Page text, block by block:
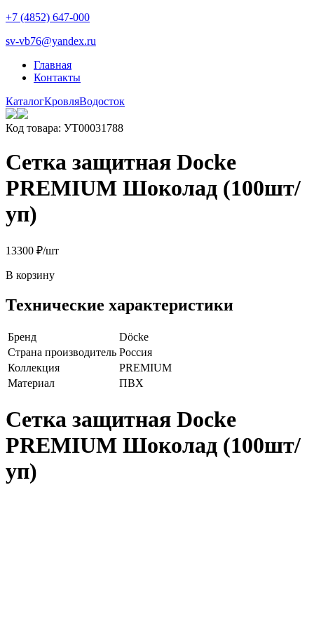
+7 (4852) 647-000
sv-vb76@yandex.ru
Главная
Контакты
КаталогКровляВодосток
Код товара: УТ00031788
Сетка защитная Docke
PREMIUM Шоколад (100шт/
уп)
13300 ₽/шт
В корзину
Технические характеристики
Бренд
Döcke
Страна производитель Россия
Коллекция
PREMIUM
Материал
ПВХ
Сетка защитная Docke
PREMIUM Шоколад (100шт/
уп)